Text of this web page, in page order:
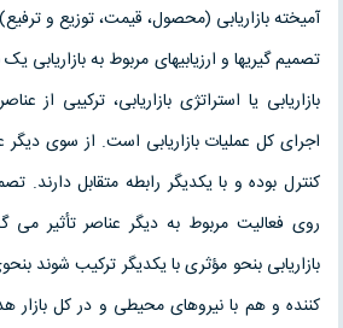
آمیخته بازاریابی (محصول، قیمت، توزیع و
تصمیم گیریها و ارزیابیهای مربوط به
بازاریابی یا استراتژی بازاریابی، ترکیبی از
اجرای کل عملیات بازاریابی است. از سوی دیگر
کنترل بوده و با یکدیگر رابطه متقابل دارند.
روی فعالیت مربوط به دیگر عناصر تأثیر می
بازاریابی بنحو مؤثری با یکدیگر ترکیب شوند
کننده و هم با نیروهای محیطی و در کل